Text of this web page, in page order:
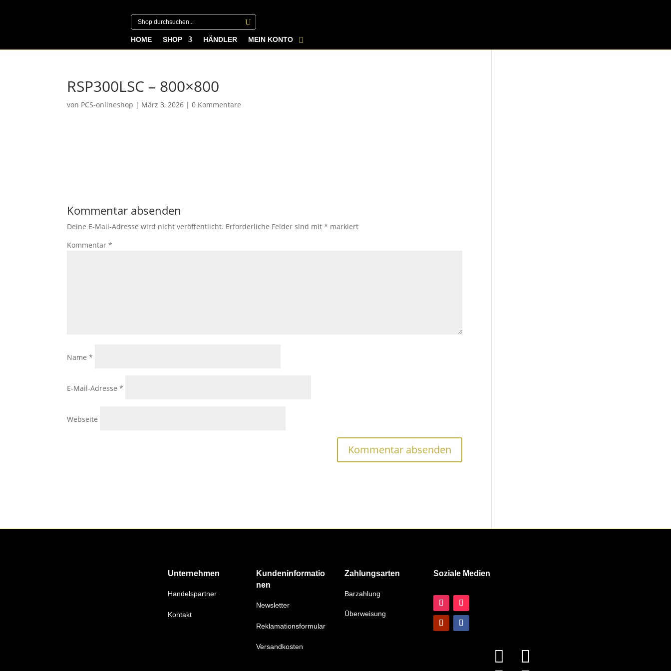
HOME SHOP HÄNDLER MEIN KONTO
RSP300LSC – 800×800
von PCS-onlineshop | März 3, 2026 |0 Kommentare
Kommentar absenden
Deine E-Mail-Adresse wird nicht veröffentlicht. Erforderliche Felder sind mit* markiert
Kommentar*
Name*
E-Mail-Adresse*
Webseite
Unternehmen
Handelspartner
Kontakt
Kundeninformatio
nen
Newsletter
Reklamationsformular
Versandkosten
Zahlungsarten
Barzahlung
Überweisung
Soziale Medien

